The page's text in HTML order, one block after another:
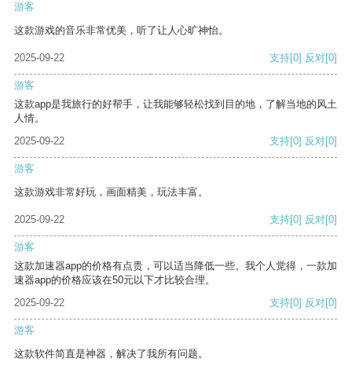
游客
这款游戏的音乐非常优美，听了让人心旷神怡。
2025-09-22 支持[0] 反对[0]
游客
这款app是我旅行的好帮手，让我能够轻松找到目的地，了解当地的风土
人情。
2025-09-22
支持[0] 反对[0]
游客
这款游戏非常好玩，画面精美，玩法丰富。
2025-09-22 支持[0] 反对[0]
游客
这款加速器app的价格有点贵，可以适当降低一些。我个人觉得，一款加
速器app的价格应该在50元以下才比较合理。
2025-09-22
支持[0] 反对[0]
游客
这款软件简直是神器，解决了我所有问题。